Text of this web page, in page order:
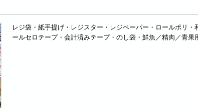
レジ袋・紙手提げ・レジスター・レジペーパー・ロールポリ
ールセロテープ・会計済みテープ・のし袋・鮮魚／精肉／青果